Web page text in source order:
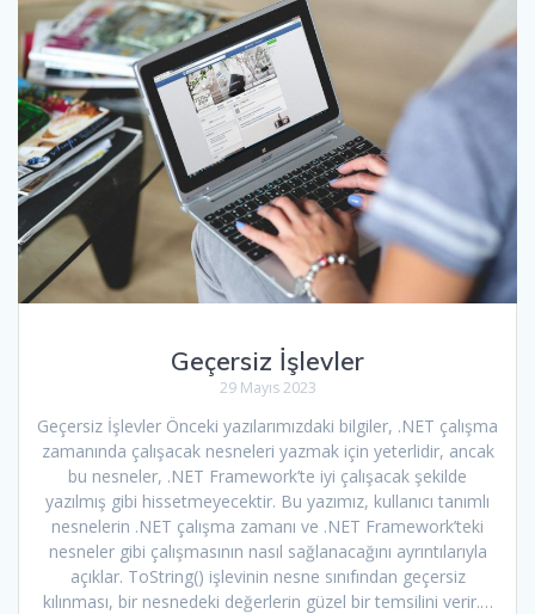
Geçersiz İşlevler
29 Mayıs 2023
Geçersiz İşlevler Önceki yazılarımızdaki bilgiler, .NET çalışma
zamanında çalışacak nesneleri yazmak için yeterlidir, ancak
bu nesneler, .NET Framework’te iyi çalışacak şekilde
yazılmış gibi hissetmeyecektir. Bu yazımız, kullanıcı tanımlı
nesnelerin .NET çalışma zamanı ve .NET Framework’teki
nesneler gibi çalışmasının nasıl sağlanacağını ayrıntılarıyla
açıklar. ToString() işlevinin nesne sınıfından geçersiz
kılınması, bir nesnedeki değerlerin güzel bir temsilini verir.…